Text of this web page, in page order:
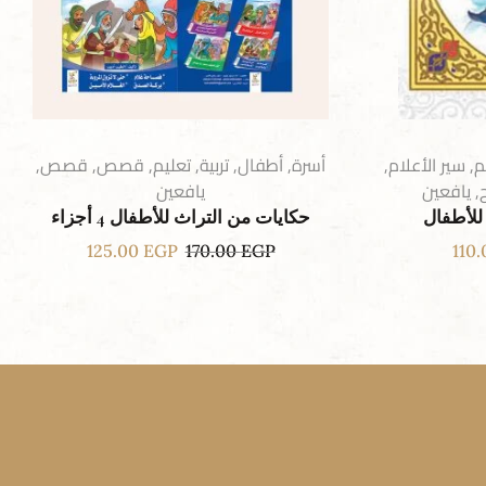
,سير الأعلام,
,يافعين
أسرة,أطفال,تربية,تعليم,قصص,قصص,
يافعين
حكايات من التراث للأطفال 4 أجزاء
170.00EGP
125.00 EGP